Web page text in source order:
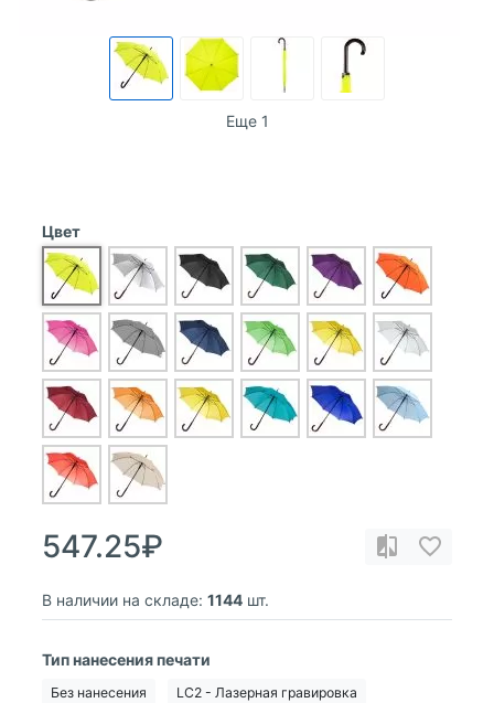
Еще 1
Цвет
547.25₽
В наличии на складе: 1144 шт.
Тип нанесения печати
Без нанесения LC2 - Лазерная гравировка